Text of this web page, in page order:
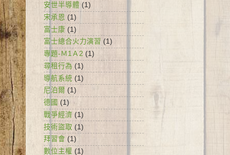
安世半導體 (1)
宋承恩 (1)
富士康 (1)
富士總合火力演習 (1)
專題-Ｍ1Ａ2 (1)
尋租行為 (1)
導航系統 (1)
尼泊爾 (1)
德國 (1)
戰爭經濟 (1)
技術盜取 (1)
拜習會 (1)
數位主權 (1)